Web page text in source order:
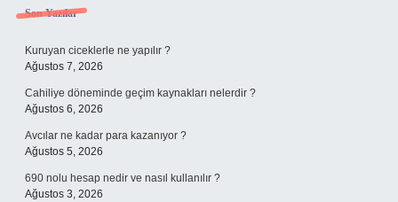
Sidebar
Son Yazılar
Kuruyan ciceklerle ne yapılır ?
Ağustos 7, 2026
Cahiliye döneminde geçim kaynakları nelerdir ?
Ağustos 6, 2026
Avcılar ne kadar para kazanıyor ?
Ağustos 5, 2026
690 nolu hesap nedir ve nasıl kullanılır ?
Ağustos 3, 2026